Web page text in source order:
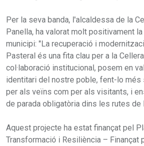
Per la seva banda, l'alcaldessa de la
Panella, ha valorat molt positivament
municipi: "La recuperació i
Pasteral és una fita clau per a la
col·laboració institucional, posem en
identitari del nostre poble, fent-lo més
per als veïns com per als visitants, i
de parada obligatòria dins les rutes de
Aquest projecte ha estat finançat pel
Transformació i Resiliència – Finançat